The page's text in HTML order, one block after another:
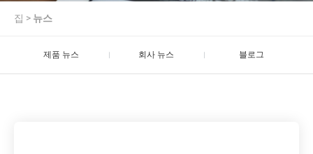
집 > 뉴스
제품 뉴스 회사 뉴스 블로그